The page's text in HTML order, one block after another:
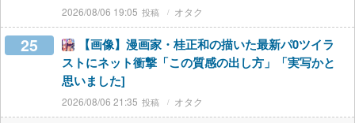
2026/08/06 19:05 オタク
25
【画像】漫画家・桂正和の描いた最新パ0ツイラ
ストにネット衝撃「この質感の出し方」「実写かと
思いました]
2026/08/06 21:35 オタク